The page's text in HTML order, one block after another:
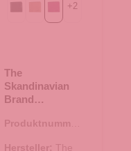
Blackbeigefuchsia
+2
The
Skandinavian
Brand
Querformat -
Produktnummer:
Hersteller: The